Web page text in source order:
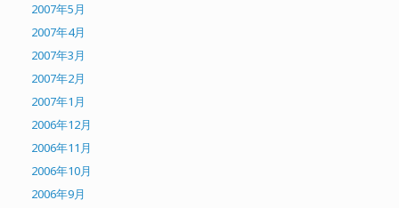
2007年5月
2007年4月
2007年3月
2007年2月
2007年1月
2006年12月
2006年11月
2006年10月
2006年9月